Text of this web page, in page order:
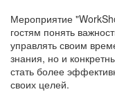
Мероприятие
гостям понять
управлять своим
знания, но и
стать более
своих целей.